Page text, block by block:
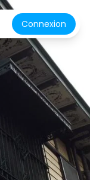
Connexion